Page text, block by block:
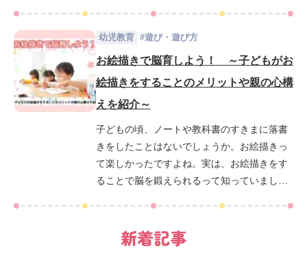
の「おままごと遊び」の特徴と、「おままご
と遊び」をつうじて伸ばせる子どもの能力に
ます。
幼児教育 #遊び・遊び方
お絵描きで脳育しよう！ ～子どもがお
絵描きをすることのメリットや親の心構
えを紹介～
子どもの頃、ノートや教科書のすきまに落書
きをしたことはないでしょうか。お絵描きっ
て楽しかったですよね。実は、お絵描きをす
ることで脳を鍛えられるって知っていました
お父さん、お母さんもお子さまと一緒に脳ト
レしましょう！
新着記事